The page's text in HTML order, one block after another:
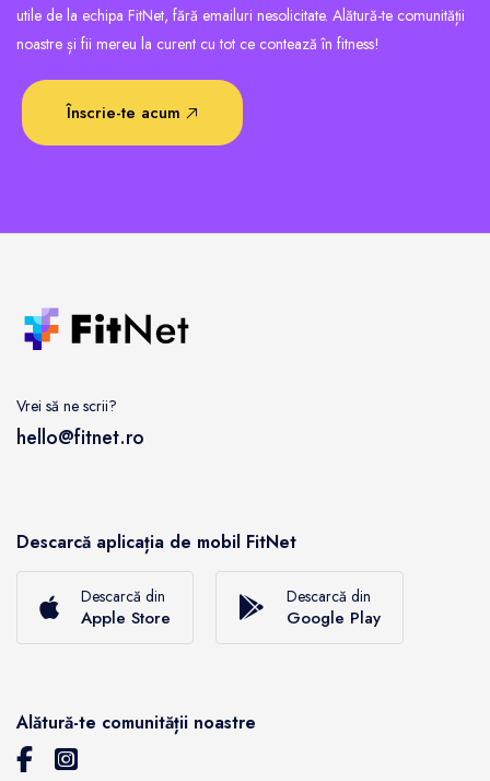
utile de la echipa FitNet, fără emailuri nesolicitate. Alătură-te comunității
noastre și fii mereu la curent cu tot ce contează în fitness!
Înscrie-te acum
Vrei să ne scrii?
hello@fitnet.ro
Descarcă aplicația de mobil FitNet
Descarcă din
Apple Store
Descarcă din
Google Play
Alătură-te comunității noastre